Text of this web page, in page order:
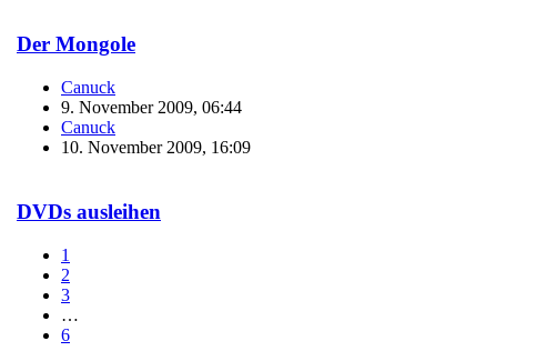
Der Mongole
Canuck
9. November 2009, 06:44
Canuck
10. November 2009, 16:09
DVDs ausleihen
1
2
3
…
6